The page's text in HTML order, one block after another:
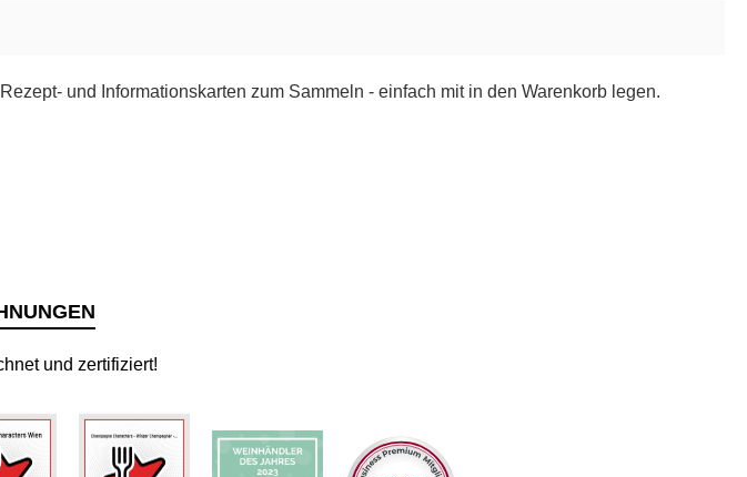
und Informationskarten zum Sammeln - einfach mit in den Warenkorb legen.
und zertifiziert!